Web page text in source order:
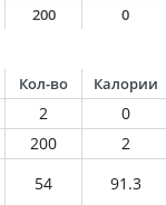
200 0
Кол-во Калории
2 0
200 2
54 91.3